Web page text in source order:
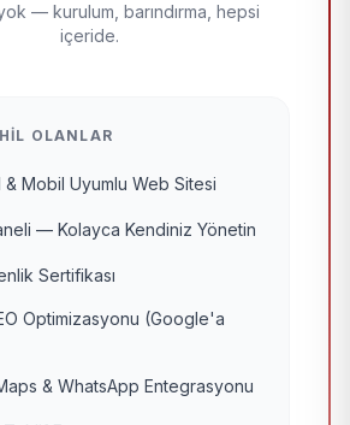
— kurulum, barındırma, hepsi
içeride.
OLANLAR
& Mobil Uyumlu Web Sitesi
— Kolayca Kendiniz Yönetin
Sertifikası
Optimizasyonu (Google'a
& WhatsApp Entegrasyonu